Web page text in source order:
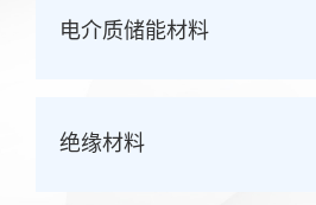
电介质储能材料
绝缘材料